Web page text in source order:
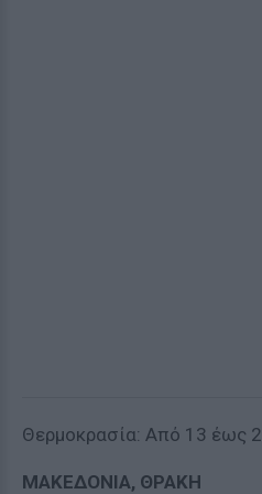
Θερμοκρασία: Από 13 έως
ΜΑΚΕΔΟΝΙΑ, ΘΡΑΚΗ